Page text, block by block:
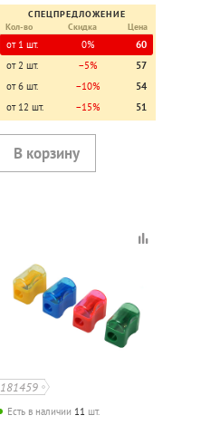
СПЕЦПРЕДЛОЖЕНИЕ
Кол-во
Скидка Цена
от 1 шт. 0%
60
от 2 шт.
−5%
57
от 6 шт.
−10%
54
от 12 шт.
−15% 51
181459
Есть в наличии 11 шт.